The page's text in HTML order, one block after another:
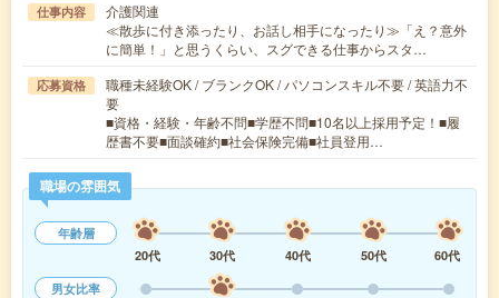
仕事内容
介護関連
≪散歩に付き添ったり、お話し相手になったり≫「え？意外
に簡単！」と思うくらい、スグできる仕事からスタ…
応募資格
職種未経験OK / ブランクOK / パソコンスキル不要 / 英語力不
要
■資格・経験・年齢不問■学歴不問■10名以上採用予定！■履
歴書不要■面談確約■社会保険完備■社員登用…
職場の雰囲気
年齢層
20代
30代 40代 50代
60代
男女比率